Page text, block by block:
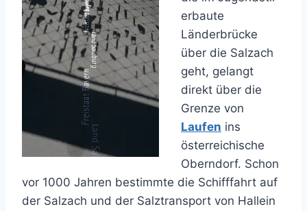
erbaute
Länderbrücke
über die Salzach
geht, gelangt
direkt über die
Grenze von
Laufen ins
österreichische
Oberndorf. Schon
vor 1000 Jahren bestimmte die Schifffahrt auf
der Salzach und der Salztransport von Hallein